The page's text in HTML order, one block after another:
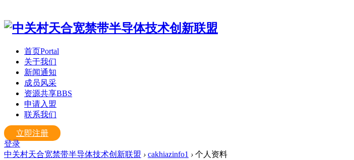
首页Portal
关于我们
新闻通知
成员风采
资源共享BBS
申请入盟
联系我们
立即注册
登录
中关村天合宽禁带半导体技术创新联盟 › cakhiazinfo1 › 个人资料